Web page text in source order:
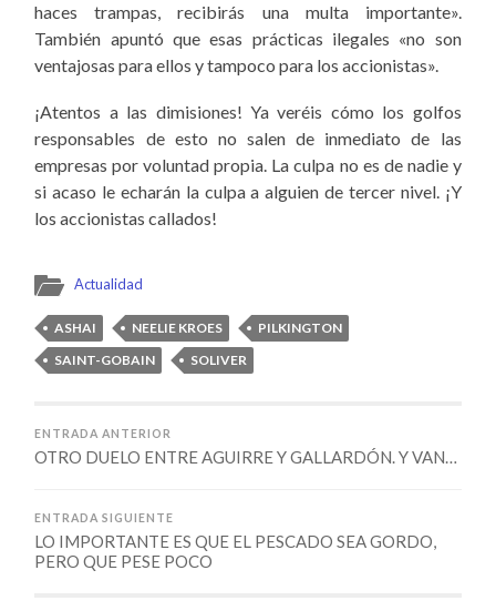
haces trampas, recibirás una multa importante».
También apuntó que esas prácticas ilegales «no son
ventajosas para ellos y tampoco para los accionistas».
¡Atentos a las dimisiones! Ya veréis cómo los golfos
responsables de esto no salen de inmediato de las
empresas por voluntad propia. La culpa no es de nadie y
si acaso le echarán la culpa a alguien de tercer nivel. ¡Y
los accionistas callados!
Actualidad
ASHAI NEELIE KROES
PILKINGTON
SAINT-GOBAIN
SOLIVER
ENTRADA ANTERIOR
OTRO DUELO ENTRE AGUIRRE Y GALLARDÓN. Y VAN…
ENTRADA SIGUIENTE
LO IMPORTANTE ES QUE EL PESCADO SEA GORDO,
PERO QUE PESE POCO